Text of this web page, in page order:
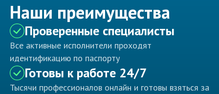
Наши преимущества
Проверенные специалисты
Все активные исполнители проходят
идентификацию по паспорту
Готовы к работе 24/7
Тысячи профессионалов онлайн и готовы взяться за